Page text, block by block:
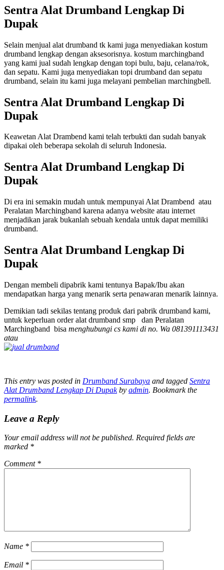
Sentra Alat Drumband Lengkap Di
Dupak
Selain menjual alat drumband tk kami juga menyediakan kostum
drumband lengkap dengan aksesorisnya. kostum marchingband
yang kami jual sudah lengkap dengan topi bulu, baju, celana/rok,
dan sepatu. Kami juga menyediakan topi drumband dan sepatu
drumband, selain itu kami juga melayani pembelian marchingbell.
Sentra Alat Drumband Lengkap Di
Dupak
Keawetan Alat Drambend kami telah terbukti dan sudah banyak
dipakai oleh beberapa sekolah di seluruh Indonesia.
Sentra Alat Drumband Lengkap Di
Dupak
Di era ini semakin mudah untuk mempunyai Alat Drambend atau
Peralatan Marchingband karena adanya website atau internet
menjadikan jarak bukanlah sebuah kendala untuk dapat memiliki
drumband.
Sentra Alat Drumband Lengkap Di
Dupak
Dengan membeli dipabrik kami tentunya Bapak/Ibu akan
mendapatkan harga yang menarik serta penawaran menarik lainnya.
Demikian tadi sekilas tentang produk dari pabrik drumband kami,
untuk keperluan order alat drumband smp dan Peralatan
Marchingband bisa menghubungi cs kami di no. Wa 081391113431
atau
This entry was posted in Drumband Surabaya and tagged Sentra
Alat Drumband Lengkap Di Dupakby admin. Bookmark the
permalink.
Leave a Reply
Your email address will not be published. Required fields are
marked *
Comment *
Name *
Email *